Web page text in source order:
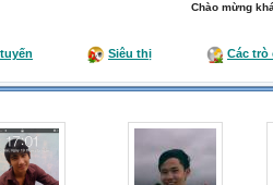
Chào mừng
Siêu thị Các trò